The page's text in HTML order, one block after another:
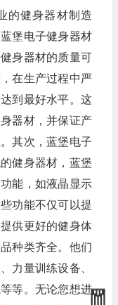
的健身器材制造
堡电子健身器材
身器材的质量可
在生产过程中严
到最好水平。这
器材，并保证产
其次，蓝堡电子
健身器材，蓝堡
能，如液晶显示
功能不仅可以提
供更好的健身体
种类齐全。他们
力量训练设备、
等。无论您想进